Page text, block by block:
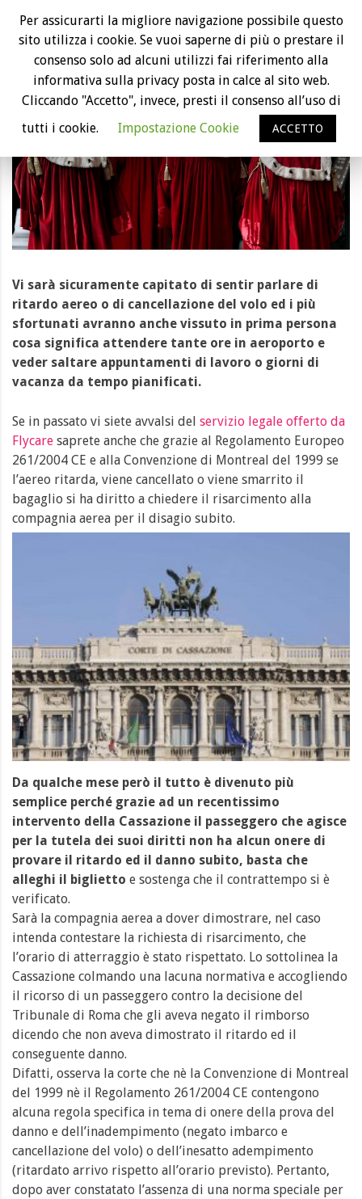
Ritardo aereo, Cassazione: il passeggero
non deve provare il danno
Vi sarà sicuramente capitato di sentir parlare di
ritardo aereo o di cancellazione del volo ed i più
sfortunati avranno anche vissuto in prima persona
cosa significa attendere tante ore in aeroporto e
veder saltare appuntamenti di lavoro o giorni di
vacanza da tempo pianificati.
Se in passato vi siete avvalsi del servizio legale offerto da
Flycare saprete anche che grazie al Regolamento Europeo
261/2004 CE e alla Convenzione di Montreal del 1999 se
l’aereo ritarda, viene cancellato o viene smarrito il
bagaglio si ha diritto a chiedere il risarcimento alla
compagnia aerea per il disagio subito.
Da qualche mese però il tutto è divenuto più
semplice perché grazie ad un recentissimo
intervento della Cassazione il passeggero che agisce
per la tutela dei suoi diritti non ha alcun onere di
provare il ritardo ed il danno subito, basta che
alleghi il biglietto e sostenga che il contrattempo si è
verificato.
Sarà la compagnia aerea a dover dimostrare, nel caso
intenda contestare la richiesta di risarcimento, che
l’orario di atterraggio è stato rispettato. Lo sottolinea la
Cassazione colmando una lacuna normativa e accogliendo
il ricorso di un passeggero contro la decisione del
Tribunale di Roma che gli aveva negato il rimborso
dicendo che non aveva dimostrato il ritardo ed il
conseguente danno.
Difatti, osserva la corte che nè la Convenzione di Montreal
del 1999 nè il Regolamento 261/2004 CE contengono
alcuna regola specifica in tema di onere della prova del
danno e dell’inadempimento (negato imbarco e
cancellazione del volo) o dell’inesatto adempimento
(ritardato arrivo rispetto all’orario previsto). Pertanto,
dopo aver constatato l’assenza di una norma speciale per
Per assicurarti la migliore navigazione possibile questo
sito utilizza i cookie. Se vuoi saperne di più o prestare il
consenso solo ad alcuni utilizzi fai riferimento alla
informativa sulla privacy posta in calce al sito web.
Cliccando "Accetto", invece, presti il consenso all’uso di
tutti i cookie.
Impostazione Cookie ACCETTO